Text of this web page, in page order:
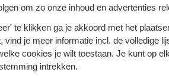
om zo onze inhoud en advertenties
te klikken ga je akkoord met het
vind je meer informatie incl. de volledige
cookies je wilt toestaan. Je kunt op
intrekken.